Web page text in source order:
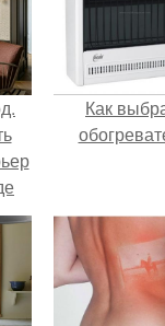
Как